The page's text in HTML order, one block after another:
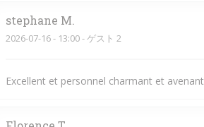
stephane M
2026-07-16- 13:00 - ゲスト 2
Excellent et personnel charmant et avenant